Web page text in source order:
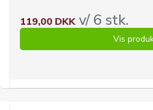
119,00 DKKv/ 6 stk.
Vis